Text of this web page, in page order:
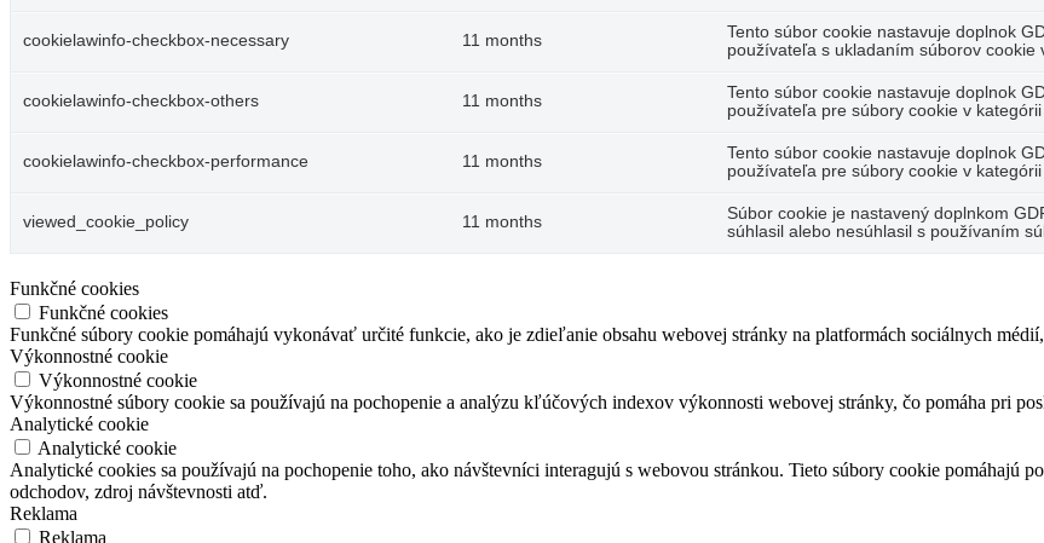
cookielawinfo-checkbox-necessary 11 months
Tento súbor cookie nastavuje doplnok
používateľa s ukladaním súborov cookie
cookielawinfo-checkbox-others 11 months
Tento súbor cookie nastavuje doplnok
používateľa pre súbory cookie v kategórii
cookielawinfo-checkbox-performance 11 months
Tento súbor cookie nastavuje doplnok
používateľa pre súbory cookie v kategórii
viewed_cookie_policy 11 months
Súbor cookie je nastavený doplnkom
súhlasil alebo nesúhlasil s používaním
Funkčné cookies
Funkčné cookies
Funkčné súbory cookie pomáhajú vykonávať určité funkcie, ako je zdieľanie obsahu webovej stránky na platformách sociálnych
Výkonnostné cookie
Výkonnostné cookie
Výkonnostné súbory cookie sa používajú na pochopenie a analýzu kľúčových indexov výkonnosti webovej stránky, čo pomáha pri
Analytické cookie
Analytické cookie
Analytické cookies sa používajú na pochopenie toho, ako návštevníci interagujú s webovou stránkou. Tieto súbory cookie pomáhajú
odchodov, zdroj návštevnosti atď.
Reklama
Reklama